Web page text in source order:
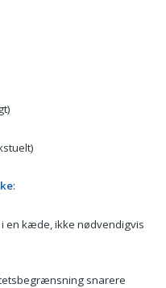
:
en kæde, ikke nødvendigvis
snarere